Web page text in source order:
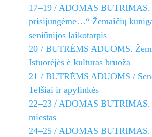
17–19 / ADOMAS BUTRIMAS.
prisijungėme…“ Žemaičių
seniūnijos laikotarpis
20 / BUTRĖMS ADUOMS.
Istuorėjės ė kultūras bruožā
21 / BUTRĖMS ADUOMS /
Telšiai ir apylinkės
22–23 / ADOMAS BUTRIMAS.
miestas
24–25 / ADOMAS BUTRIMAS.